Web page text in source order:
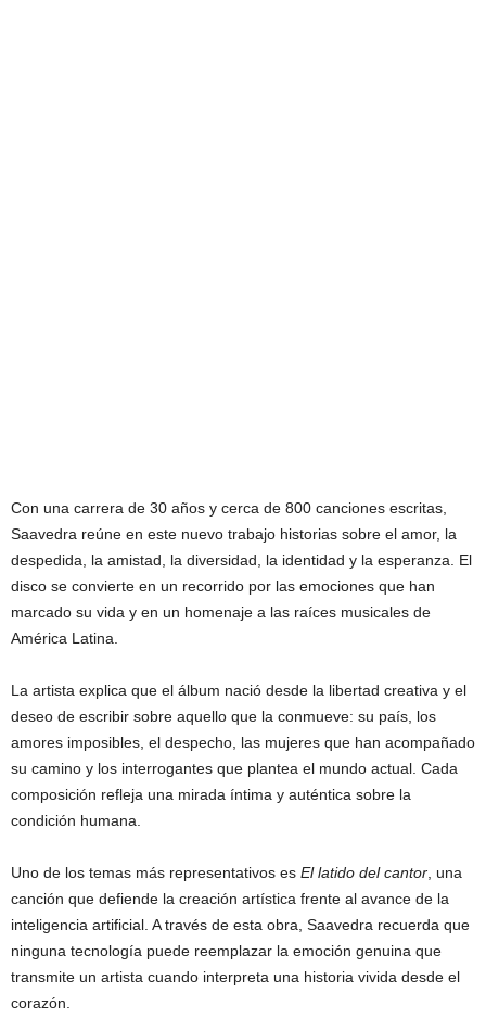
Con una carrera de 30 años y cerca de 800 canciones escritas,
Saavedra reúne en este nuevo trabajo historias sobre el amor, la
despedida, la amistad, la diversidad, la identidad y la esperanza. El
disco se convierte en un recorrido por las emociones que han
marcado su vida y en un homenaje a las raíces musicales de
América Latina.
La artista explica que el álbum nació desde la libertad creativa y el
deseo de escribir sobre aquello que la conmueve: su país, los
amores imposibles, el despecho, las mujeres que han acompañado
su camino y los interrogantes que plantea el mundo actual. Cada
composición refleja una mirada íntima y auténtica sobre la
condición humana.
Uno de los temas más representativos es El latido del cantor, una
canción que defiende la creación artística frente al avance de la
inteligencia artificial. A través de esta obra, Saavedra recuerda que
ninguna tecnología puede reemplazar la emoción genuina que
transmite un artista cuando interpreta una historia vivida desde el
corazón.